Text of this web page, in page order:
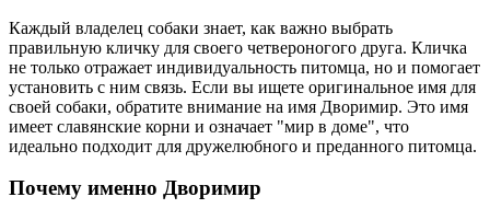
Каждый владелец собаки знает, как важно выбрать
правильную кличку для своего четвероногого друга. Кличка
не только отражает индивидуальность питомца, но и помогает
установить с ним связь. Если вы ищете оригинальное имя для
своей собаки, обратите внимание на имя Дворимир. Это имя
имеет славянские корни и означает "мир в доме", что
идеально подходит для дружелюбного и преданного питомца.
Почему именно Дворимир